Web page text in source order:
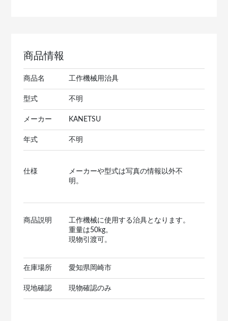
商品情報
商品名 工作機械用治具
型式 不明
メーカー KANETSU
年式 不明
仕様
メーカーや型式は写真の情報以外不
明。
商品説明
工作機械に使用する治具となります。
重量は50kg。
現物引渡可。
在庫場所 愛知県岡崎市
現地確認 現物確認のみ